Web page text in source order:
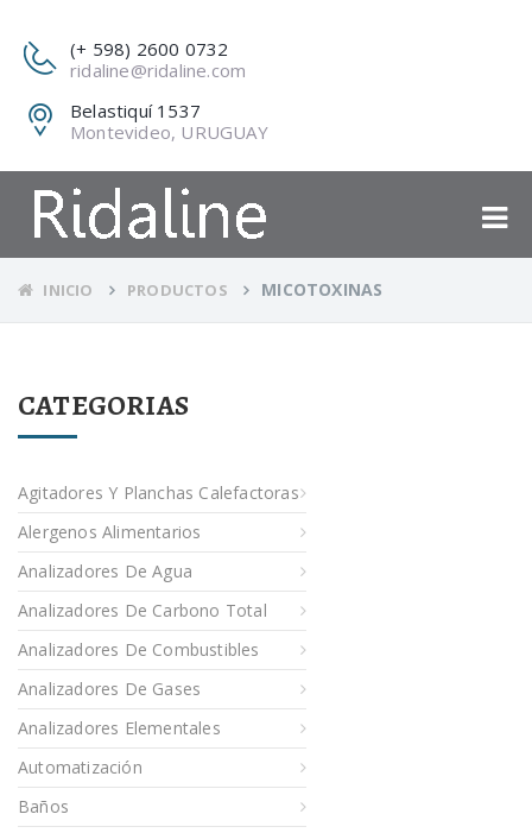
(+ 598) 2600 0732
ridaline@ridaline.com
Belastiquí 1537
Montevideo, URUGUAY
INICIO PRODUCTOS MICOTOXINAS
CATEGORIAS
Agitadores Y Planchas Calefactoras
Alergenos Alimentarios
Analizadores De Agua
Analizadores De Carbono Total
Analizadores De Combustibles
Analizadores De Gases
Analizadores Elementales
Automatización
Baños